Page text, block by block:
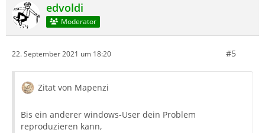
edvoldi
Moderator
22. September 2021 um 18:20 #5
Zitat von Mapenzi
Bis ein anderer windows-User dein Problem
reproduzieren kann,